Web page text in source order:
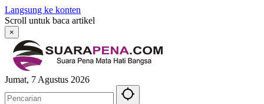
Langsung ke konten
Scroll untuk baca artikel
×
Jumat, 7 Agustus 2026